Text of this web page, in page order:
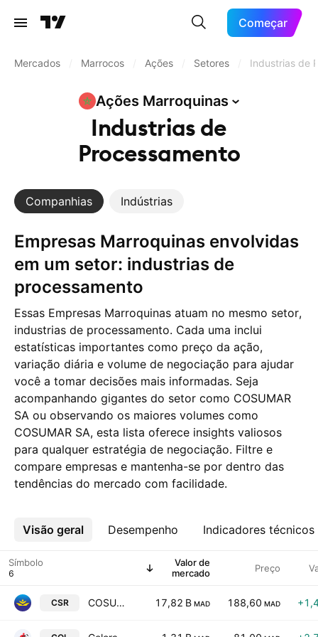
Começar
Mercados Marrocos Ações Setores Industrias de
Ações Marroquinas
Industrias de
Processamento
Companhias Indústrias
Empresas Marroquinas envolvidas
em um setor: industrias de
processamento
Essas Empresas Marroquinas atuam no mesmo setor,
industrias de processamento. Cada uma inclui
estatísticas importantes como preço da ação,
variação diária e volume de negociação para ajudar
você a tomar decisões mais informadas. Seja
acompanhando gigantes do setor como COSUMAR
SA ou observando os maiores volumes como
COSUMAR SA, esta lista oferece insights valiosos
para qualquer estratégia de negociação. Filtre e
compare empresas e mantenha-se por dentro das
tendências do mercado com facilidade.
Visão geral Desempenho Indicadores técnicos
Mais
Símbolo
Valor de
mercado
Preço
CSR COSUMAR SA 17,82 B MAD 188,60 MAD